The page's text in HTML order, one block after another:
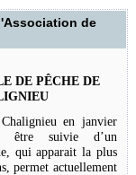
de
DE PÊCHE DE
en janvier
être suivie d’un
qui apparait la plus
permet actuellement